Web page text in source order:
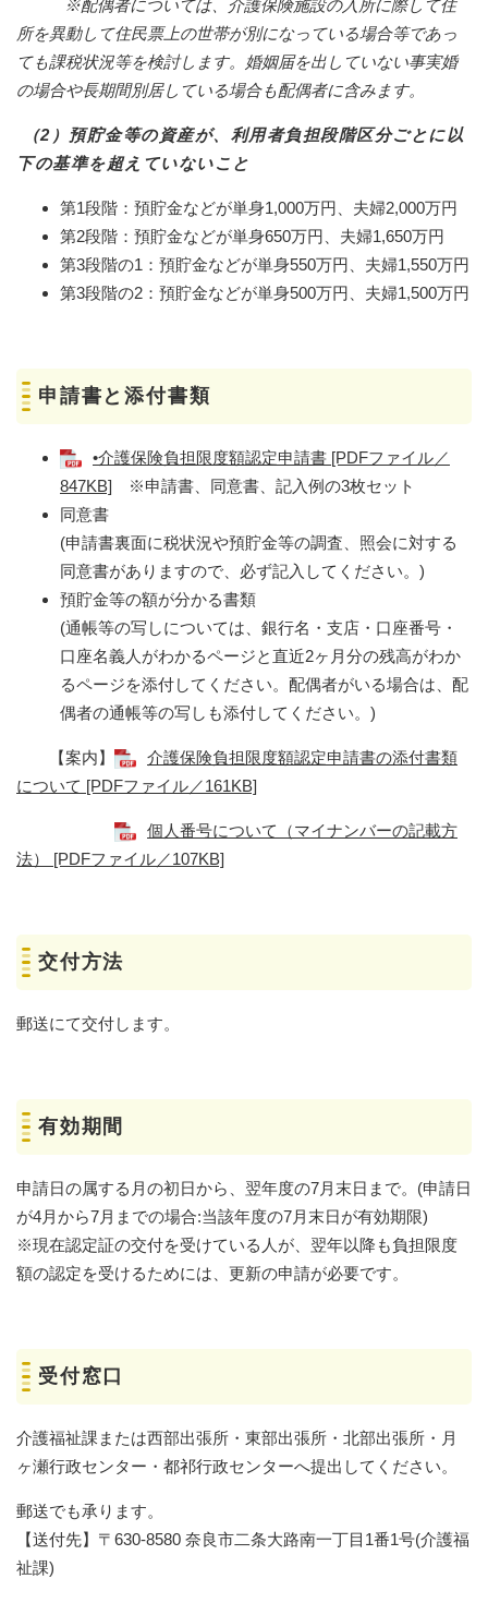
※配偶者については、介護保険施設の入所に際して住
所を異動して住民票上の世帯が別になっている場合等であっ
ても課税状況等を検討します。
婚姻届を出していない事実婚
の場合や長期間別居している場合も配偶者に含みます。
（2）預貯金等の資産が、利用者負担段階区分ごとに以
下の基準を超えていないこと
第1段階：預貯金などが単身1,000万円、夫婦2,000万円
第2段階：預貯金などが単身650万円、夫婦1,650万円
第3段階の1：預貯金などが単身550万円、夫婦1,550万円
第3段階の2：預貯金などが単身500万円、夫婦1,500万円
申請書と添付書類
•介護保険負担限度額認定申請書 [PDFファイル／
847KB] ※申請書、同意書、記入例の3枚セット
同意書
(申請書裏面に税状況や預貯金等の調査、照会に対する
同意書がありますので、必ず記入してください。)
預貯金等の額が分かる書類
(通帳等の写しについては、銀行名・支店・口座番号・
口座名義人がわかるページと直近2ヶ月分の残高がわか
るページを添付してください。配偶者がいる場合は、配
偶者の通帳等の写しも添付してください。)
【案内】
介護保険負担限度額認定申請書の添付書類
について [PDFファイル／161KB]
個人番号について（マイナンバーの記載方
法） [PDFファイル／107KB]
交付方法
郵送にて交付します。
有効期間
申請日の属する月の初日から、翌年度の7月末日まで。(申請日
が4月から7月までの場合:当該年度の7月末日が有効期限)
※現在認定証の交付を受けている人が、翌年以降も負担限度
額の認定を受けるためには、更新の申請が必要です。
受付窓口
介護福祉課または西部出張所・東部出張所・北部出張所・月
ヶ瀬行政センター・都祁行政センターへ提出してください。
郵送でも承ります。
【送付先】〒630-8580 奈良市二条大路南一丁目1番1号(介護福
祉課)